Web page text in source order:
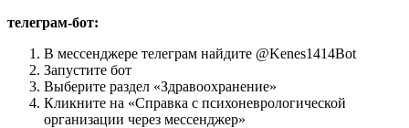
телеграм-бот:
В мессенджере телеграм найдите @Kenes1414Bot
Запустите бот
Выберите раздел «Здравоохранение»
Кликните на «Справка с психоневрологической
организации через мессенджер»